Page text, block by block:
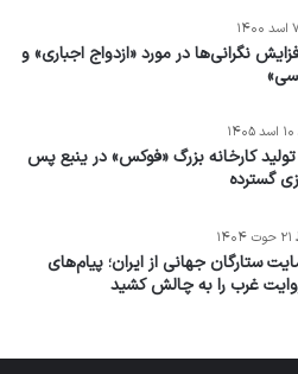
نگرانی‌ها در مورد «ازدواج اجباری» و
کارخانه بزرگ «فوکس» در ینبع پس
گسترده
ستارگان جهانی از ایران؛ پیام‌های
غرب را به چالش کشید